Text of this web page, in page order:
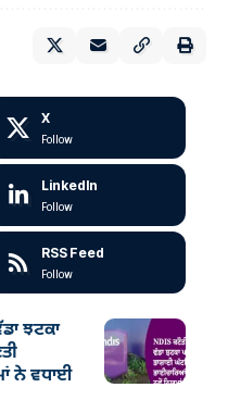
X
Follow
LinkedIn
Follow
RSS Feed
Follow
ਝਟਕਾ
ਨੇ ਵਧਾਈ